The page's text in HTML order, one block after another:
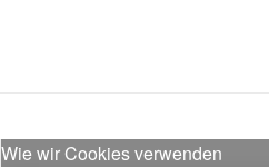
Wie wir Cookies verwenden